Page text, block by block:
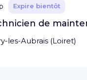
Expire bientôt
de
les-Aubrais(Loiret)